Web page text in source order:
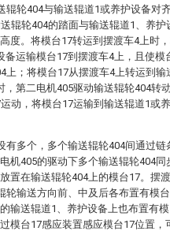
辊轮404与输送辊道1或养护设备对
辊轮404的踏面与输送辊道1、养护
度。将模台17转运到摆渡车4上时
备运输模台17到摆渡车4上，且使模
上；将模台17从摆渡车4上转运到输
，第二电机405驱动输送辊轮404转
动，将模台17运输到输送辊道1或
有多个，多个输送辊轮404间通过链
机405的驱动下多个输送辊轮404同
置在输送辊轮404上的模台17。摆
轮输送方向前、中及后各布置有模
输送辊道1、养护设备上也布置有
模台17感应装置感应模台17位置，